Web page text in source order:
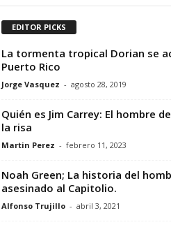
EDITOR PICKS
La tormenta tropical Dorian se
Puerto Rico
Jorge Vasquez - agosto 28, 2019
Quién es Jim Carrey: El hombre
la risa
Martin Perez - febrero 11, 2023
Noah Green; La historia del
asesinado al Capitolio.
Alfonso Trujillo - abril 3, 2021